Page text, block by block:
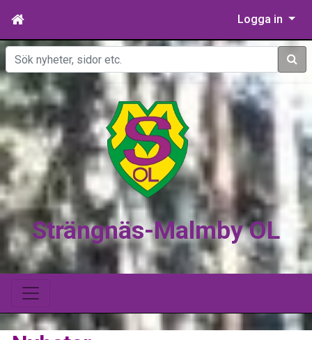
Logga in
Sök
Strängnäs-Malmby OL